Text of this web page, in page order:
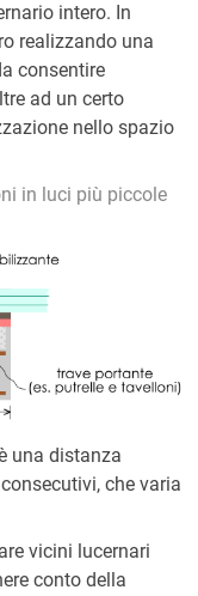
intero. In
realizzando una
consentire
ad un certo
nello spazio
in luci più piccole
una distanza
che varia
vicini lucernari
conto della